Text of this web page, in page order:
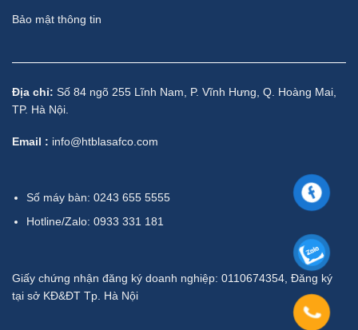
Bảo mật thông tin
Địa chỉ: Số 84 ngõ 255 Lĩnh Nam, P. Vĩnh Hưng, Q. Hoàng Mai,
TP. Hà Nội.
Email : info@htblasafco.com
Số máy bàn: 0243 655 5555
Hotline/Zalo: 0933 331 181
Giấy chứng nhận đăng ký doanh nghiệp: 0110674354, Đăng ký
tại sở KĐ&ĐT Tp. Hà Nội